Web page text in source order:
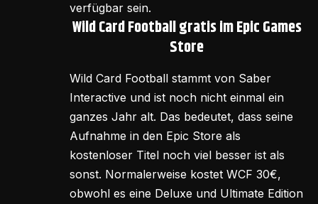
verfügbar sein.
Wild Card Football gratis im Epic Games
Store
Wild Card Football stammt von Saber
Interactive und ist noch nicht einmal ein
ganzes Jahr alt. Das bedeutet, dass seine
Aufnahme in den Epic Store als
kostenloser Titel noch viel besser ist als
sonst. Normalerweise kostet WCF 30€,
obwohl es eine Deluxe und Ultimate Edition